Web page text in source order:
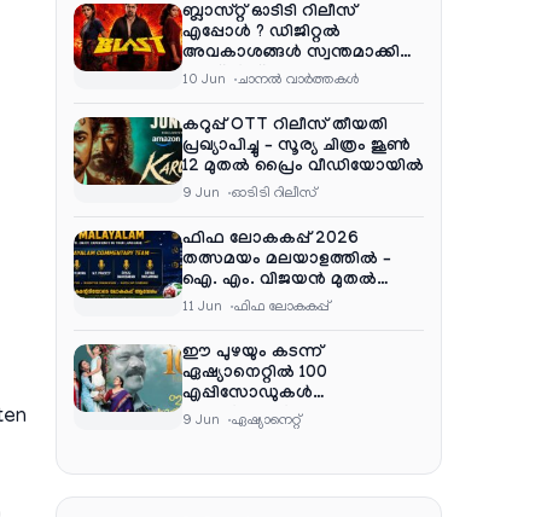
ബ്ലാസ്റ്റ് ഓടിടി റിലീസ്
എപ്പോൾ ? ഡിജിറ്റൽ
അവകാശങ്ങൾ സ്വന്തമാക്കി
നെറ്റ്ഫ്ലിക്സ്
10 Jun ചാനല്‍ വാര്‍ത്തകള്‍
കറുപ്പ് OTT റിലീസ് തീയതി
പ്രഖ്യാപിച്ചു – സൂര്യ ചിത്രം ജൂൺ
12 മുതൽ പ്രൈം വീഡിയോയിൽ
9 Jun ഓടിടി റിലീസ്
ഫിഫ ലോകകപ്പ് 2026
തത്സമയം മലയാളത്തിൽ –
ഐ. എം. വിജയൻ മുതൽ
ഷൈജു ദാമോദരൻ വരെ
11 Jun ഫിഫ ലോകകപ്പ്
ഈ പുഴയും കടന്ന്
ഏഷ്യാനെറ്റിൽ 100
എപ്പിസോഡുകൾ
പൂർത്തിയാക്കി , സംപ്രേഷണം
9 Jun ഏഷ്യാനെറ്റ്‌